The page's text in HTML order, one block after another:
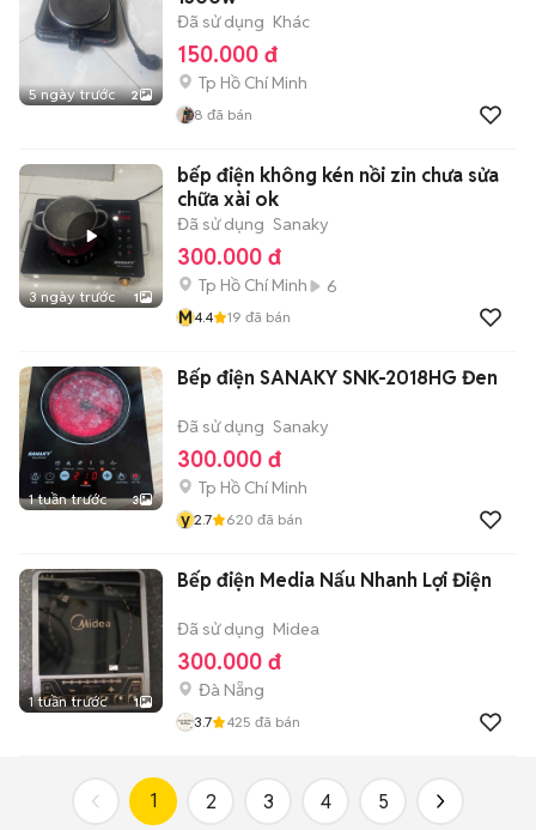
5 ngày trước 2
Đã sử dụng Khác
150.000 đ
Tp Hồ Chí Minh
8 đã bán
3 ngày trước 1
bếp điện không kén nồi zin chưa sửa
chữa xài ok
Đã sử dụng Sanaky
300.000 đ
Tp Hồ Chí Minh
6
M4.4 19 đã bán
1 tuần trước 3
Bếp điện SANAKY SNK-2018HG Đen
Đã sử dụng Sanaky
300.000 đ
Tp Hồ Chí Minh
y 2.7 620 đã bán
1 tuần trước 1
Bếp điện Media Nấu Nhanh Lợi Điện
Đã sử dụng Midea
300.000 đ
Đà Nẵng
3.7 425 đã bán
1 2 3 4 5